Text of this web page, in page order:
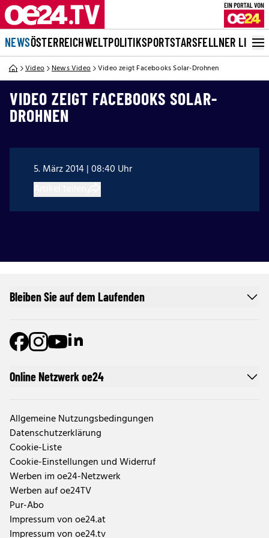
NEWSÖSTERREICHWELTPOLITIKSPORTSTARSFELLNER LIVE
Video News Video Video zeigt Facebooks Solar-Drohnen
VIDEO ZEIGT FACEBOOKS SOLAR-
DROHNEN
5. März 2014 | 08:40 Uhr
Online Netzwerk oe24
Allgemeine Nutzungsbedingungen
Datenschutzerklärung
Cookie-Liste
Cookie-Einstellungen und Widerruf
Werben im oe24-Netzwerk
Werben auf oe24TV
Pur-Abo
Impressum von oe24.at
Impressum von oe24.tv
Bleiben Sie auf dem Laufenden